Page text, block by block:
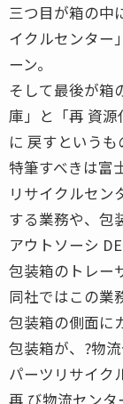
三つ目が箱の中
イクルセンター
ーン。
そして最後が箱
庫」と「再 資
に 戻すというも
特筆すべきは富
リサイクルセン
する業務や、包
アウトソーシ
包装箱のトレー
同社ではこの業
包装箱の側面に
包装箱が、?物
パーツリサイク
再 び物流セン